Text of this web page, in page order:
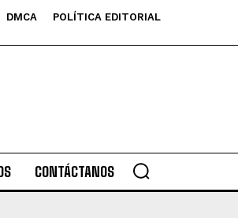
DMCA
POLÍTICA EDITORIAL
CONTÁCTANOS